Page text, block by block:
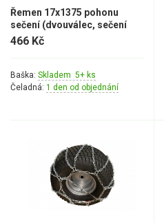
Řemen 17x1375 pohonu
sečení (dvouválec, sečení
102 cm)
466 Kč
Baška: Skladem 5+ ks
Čeladná: 1 den od objednání